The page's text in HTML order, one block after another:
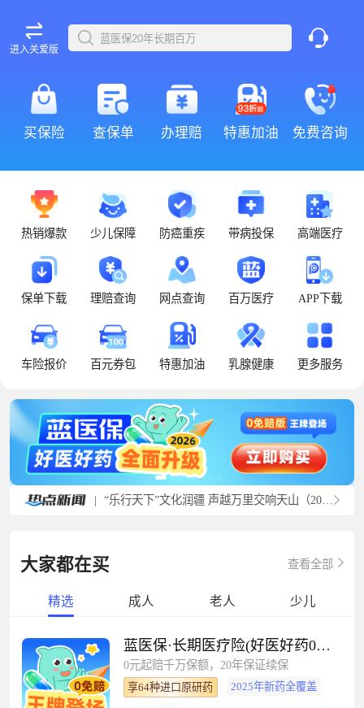
进入关爱版
买保险 查保单 办理赔 特惠加油 免费咨询
热销爆款 少儿保障 防癌重疾 带病投保 高端医疗
保单下载 理赔查询 网点查询 百万医疗 APP下载
车险报价 百元券包 特惠加油 乳腺健康 更多服务
|
大家都在买 查看全部
精选 成人 老人 少儿
蓝医保·长期医疗险(好医好药0免赔）
0元起赔千万保额，20年保证续保
享64种进口原研药 2025年新药全覆盖